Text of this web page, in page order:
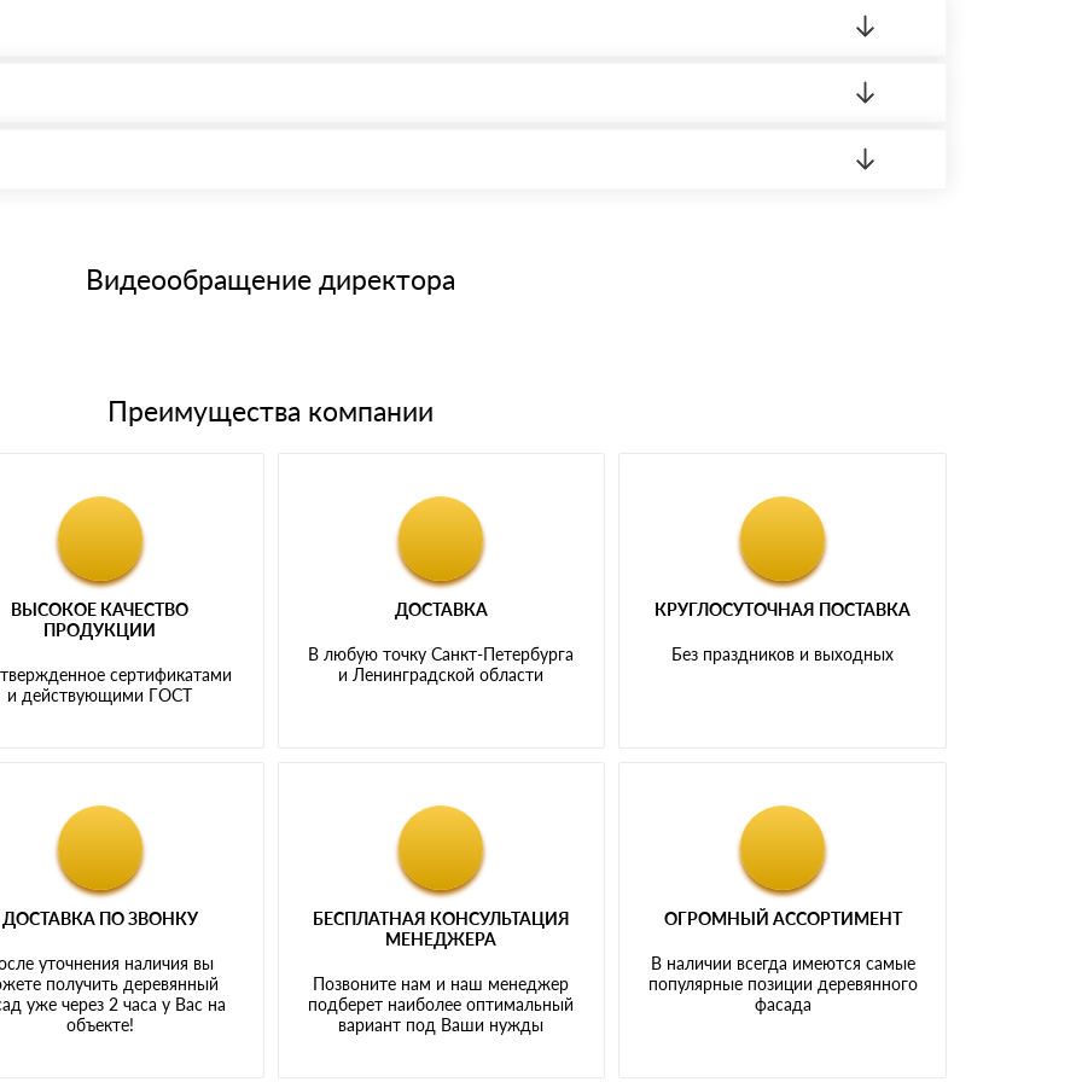
банковским картам
Видеообращение директора
Преимущества компании
ВЫСОКОЕ КАЧЕСТВО
ПРОДУКЦИИ
сертификатами
и действующими ГОСТ
ДОСТАВКА
В любую точку Санкт-Петербурга
и Ленинградской области
КРУГЛОСУТОЧНАЯ ПОСТАВКА
Без праздников и выходных
ДОСТАВКА ПО ЗВОНКУ
уточнения наличия вы
получить деревянный
уже через 2 часа у Вас на
объекте!
БЕСПЛАТНАЯ КОНСУЛЬТАЦИЯ
МЕНЕДЖЕРА
Позвоните нам и наш менеджер
подберет наиболее оптимальный
вариант под Ваши нужды
ОГРОМНЫЙ АССОРТИМЕНТ
В наличии всегда имеются самые
популярные позиции деревянного
фасада